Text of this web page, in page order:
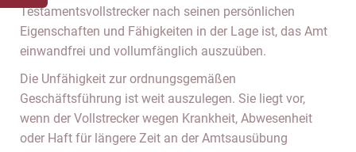
Testamentsvollstrecker nach seinen persönlichen
Eigenschaften und Fähigkeiten in der Lage ist, das Amt
einwandfrei und vollumfänglich auszuüben.
Die Unfähigkeit zur ordnungsgemäßen
Geschäftsführung ist weit auszulegen. Sie liegt vor,
wenn der Vollstrecker wegen Krankheit, Abwesenheit
oder Haft für längere Zeit an der Amtsausübung